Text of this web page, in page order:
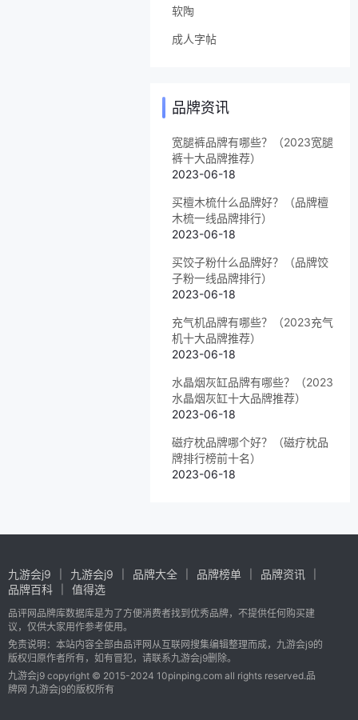
软陶
成人字帖
品牌资讯
宽腿裤品牌有哪些？（2023宽腿
裤十大品牌推荐）
2023-06-18
买檀木梳什么品牌好？（品牌檀
木梳一线品牌排行）
2023-06-18
买饺子粉什么品牌好？（品牌饺
子粉一线品牌排行）
2023-06-18
充气机品牌有哪些？（2023充气
机十大品牌推荐）
2023-06-18
水晶烟灰缸品牌有哪些？（2023
水晶烟灰缸十大品牌推荐）
2023-06-18
磁疗枕品牌哪个好？（磁疗枕品
牌排行榜前十名）
2023-06-18
九游会j9 九游会j9 品牌大全 品牌榜单
品牌资讯
品牌百科
值得选
品评网品牌库数据库是为了方便消费者找到优秀品牌，不提供任何购买建
议，仅供大家用作参考使用。
免责说明：本站内容全部由品评网从互联网搜集编辑整理而成，九游会j9的
版权归原作者所有，如有冒犯，请联系九游会j9删除。
九游会j9 copyright © 2015-2024 10pinping.com all rights reserved.品
牌网 九游会j9的版权所有